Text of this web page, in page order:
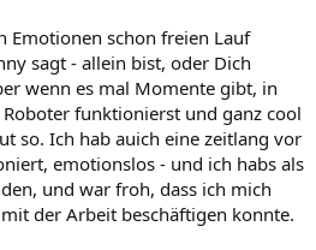
Emotionen schon freien Lauf
sagt - allein bist, oder Dich
wenn es mal Momente gibt, in
funktionierst und ganz cool
so. Ich hab auich eine zeitlang vor
emotionslos - und ich habs als
und war froh, dass ich mich
der Arbeit beschäftigen konnte.